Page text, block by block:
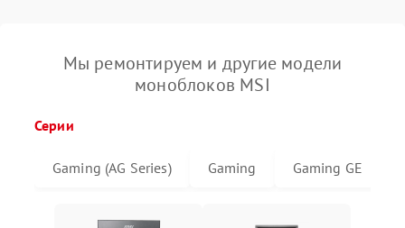
Мы ремонтируем и другие модели
моноблоков MSI
Серии
Gaming (AG Series) Gaming Gaming GE